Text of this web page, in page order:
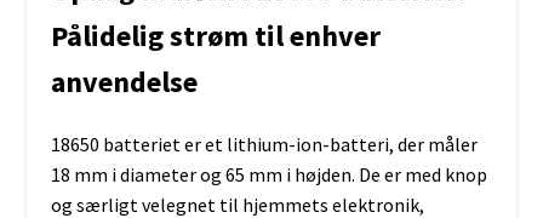
Pålidelig strøm til enhver
anvendelse
18650 batteriet er et lithium-ion-batteri, der måler
18 mm i diameter og 65 mm i højden. De er med knop
og særligt velegnet til hjemmets elektronik,